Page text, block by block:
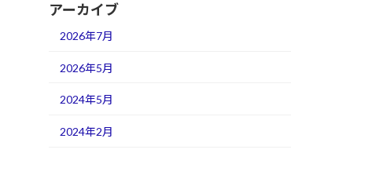
アーカイブ
2026年7月
2026年5月
2024年5月
2024年2月